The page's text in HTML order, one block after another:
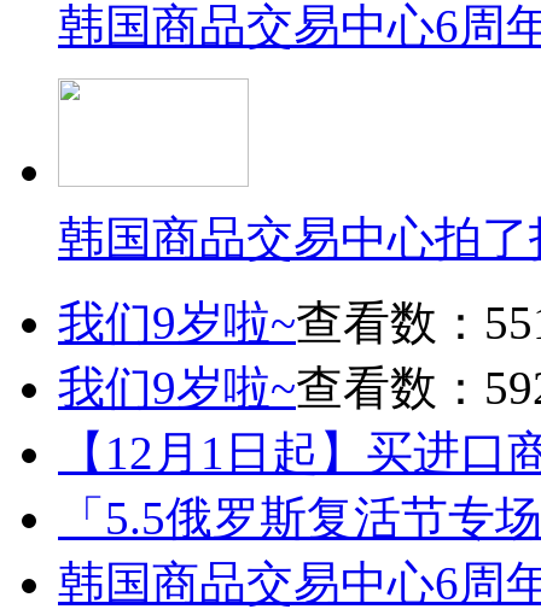
韩国商品交易中心6周
韩国商品交易中心拍
我们9岁啦~查看数：
我们9岁啦~查看数：
【12月1日起】买进口
「5.5俄罗斯复活节专
韩国商品交易中心6周